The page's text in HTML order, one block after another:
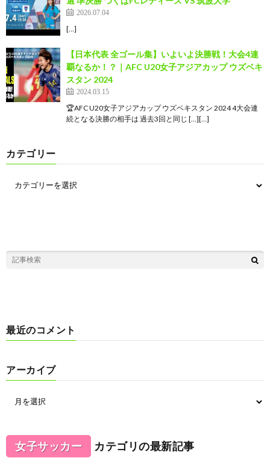
2026.07.04
[…]
【日本代表 全ゴール集】いよいよ決勝戦！大会4連
覇なるか！？｜AFC U20女子アジアカップ ウズベキ
スタン 2024
2024.03.15
🏆AFC U20女子アジアカップ ウズベキスタン 2024 4大会連
続となる決勝の相手は 過去3回と同じ […][…]
カテゴリー
最近のコメント
アーカイブ
女子サッカー カテゴリの最新記事